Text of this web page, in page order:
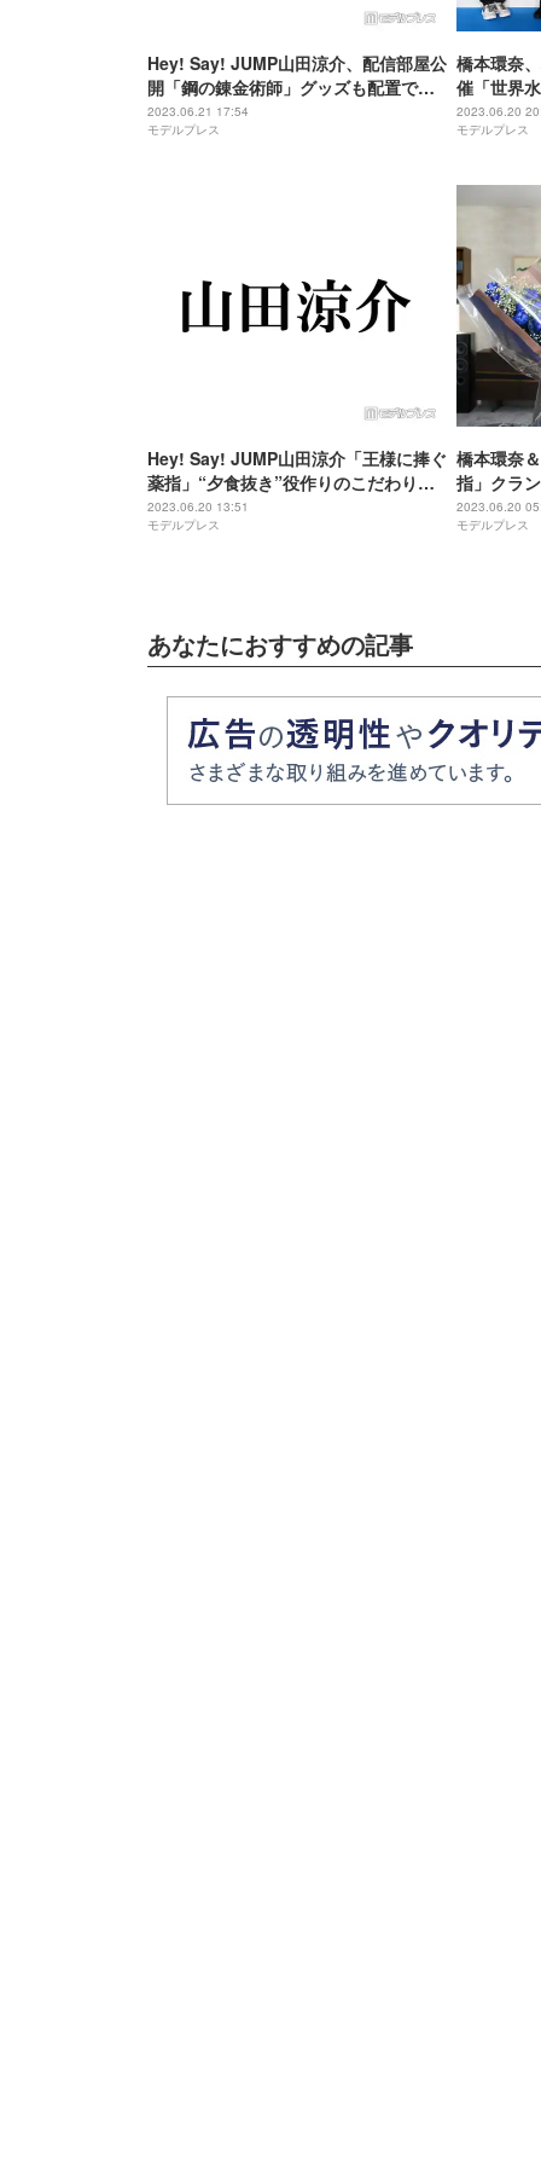
Hey! Say! JUMP山田涼介、配信部屋公
開「鋼の錬金術師」グッズも配置で
「センス良すぎ」「こだわり感じる」
と反響
2023.06.21 17:54
モデルプレス
橋本環奈
催「世界
もスマー
2023.06.20
モデルプレス
Hey! Say! JUMP山田涼介「王様に捧ぐ
薬指」“夕食抜き”役作りのこだわり明
かす「みんなが求めてる新田東郷でい
たい」
2023.06.20 13:51
モデルプレス
橋本環奈
指」クラ
長として
2023.06.20
モデルプレス
あなたにおすすめの記事